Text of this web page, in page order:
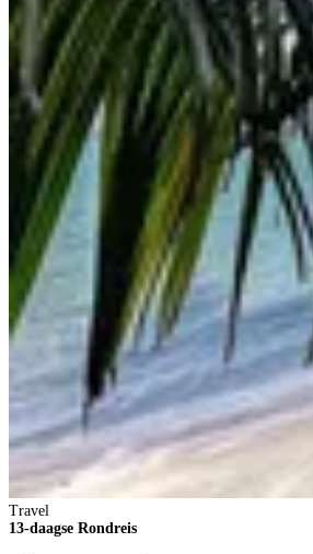
Travel
13-daagse Rondreis